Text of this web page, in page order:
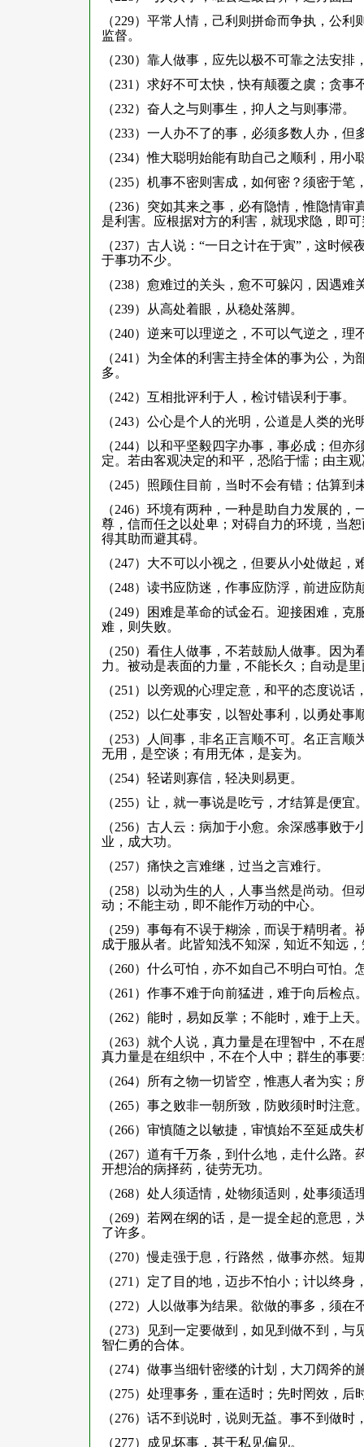
（229）平常人情，己利则拼命而争执，公
监督。
（230）靠人做事，应先以极不可靠之法安
（231）求好不可太快，快有颠覆之虞；贪
（232）奋人之与则事生，抑人之与则事滞。
（233）一人办不了的事，必须多数人办，
（234）惟大聪明始能有助自己之顺利，用
（235）机事不密则害成，如何密？须密于
（236）突如其来之事，必有隐情，惟隐情
是利害。应根据对方的利害，就现求隐，即
（237）古人说：“一日之计在于寅”，这时
于事功不少。
（238）愈难过的关头，愈不可躲闪，因遇
（239）从高处着眼，从稳处落脚。
（240）逆来可以理逆之，不可以气逆之，
（241）为全体的利害主持全体的事为公，
多。
（242）互相批评利于人，检讨错误利于事。
（243）公心是个人的光明，公道是人类的光
（244）以和平坚毅四字办事，事必成；但
定。若由客观决定的和平，恐陷于懦；由主
（245）照顾住目前，当时不会有错；估算到
（246）环境有两种，一种是助自力发展的
尊，信而任之以处卑；对碍自力的环境，当
得其助而避其碍。
（247）大不可以小视之，但要从小处做起
（248）读书应防迷，作事应防浮，前进应防
（249）困难是革命的试金石。迎接困难，
难，则失败。
（250）看住人做事，不若鼓励人做事。因
力。被动是表面的力量，不能长久；自动是
（251）以旁观的心理定意，和平的态度说话
（252）以仁处事安，以智处事利，以勇处事
（253）人间事，非名正言顺不可。名正言
无用，是空谈；有用无体，是妄为。
（254）轻诺则寡信，轻决则易更。
（255）让，就一事说是吃亏，才结算是便
（256）古人云：病加于小愈。余深感事败
业，成大功。
（257）痛快之言难继，过当之言难行。
（258）以动为生的人，人事当然是尚动。
动；不能主动，即不能作万动的中心。
（259）事每有不误于糊涂，而误于精明者
成于服从者。此皆知浅不知深，知近不知远
（260）什么可怕，亦不如自己不明白可怕
（261）作事不难于向前猛进，难于向后检
（262）能时，易如反掌；不能时，难于上天
（263）就个人说，真力量是在理智中，不
真力量是在组织中，不在个人中；群生的事
（264）所有之物一切皆空，惟惠人者为实
（265）事之败非一朝所致，防败须时时注
（266）审慎随之以敏捷，审慎始不至延成
（267）道有千万条，到什么地，走什么路
开想治的病择药，徒劳无功。
（268）处人须适情，处物须适则，处事须
（269）若网在纲的话，是一提全起的意思
了许多。
（270）慢走强于息，行路然，做事亦然。
（271）定了目的地，迈步不怕小；计以终身
（272）人以做事为结果。欲做的事多，须
（273）见到一定要做到，如见到做不到，
智仁勇的合体。
（274）做事当细针密缕的计划，大刀阔斧的
（275）处理事务，重在适时；先时罔效，后
（276）话不到说时，说则无益。事不到做时
（277）成见坏事，甚于私见偏见。